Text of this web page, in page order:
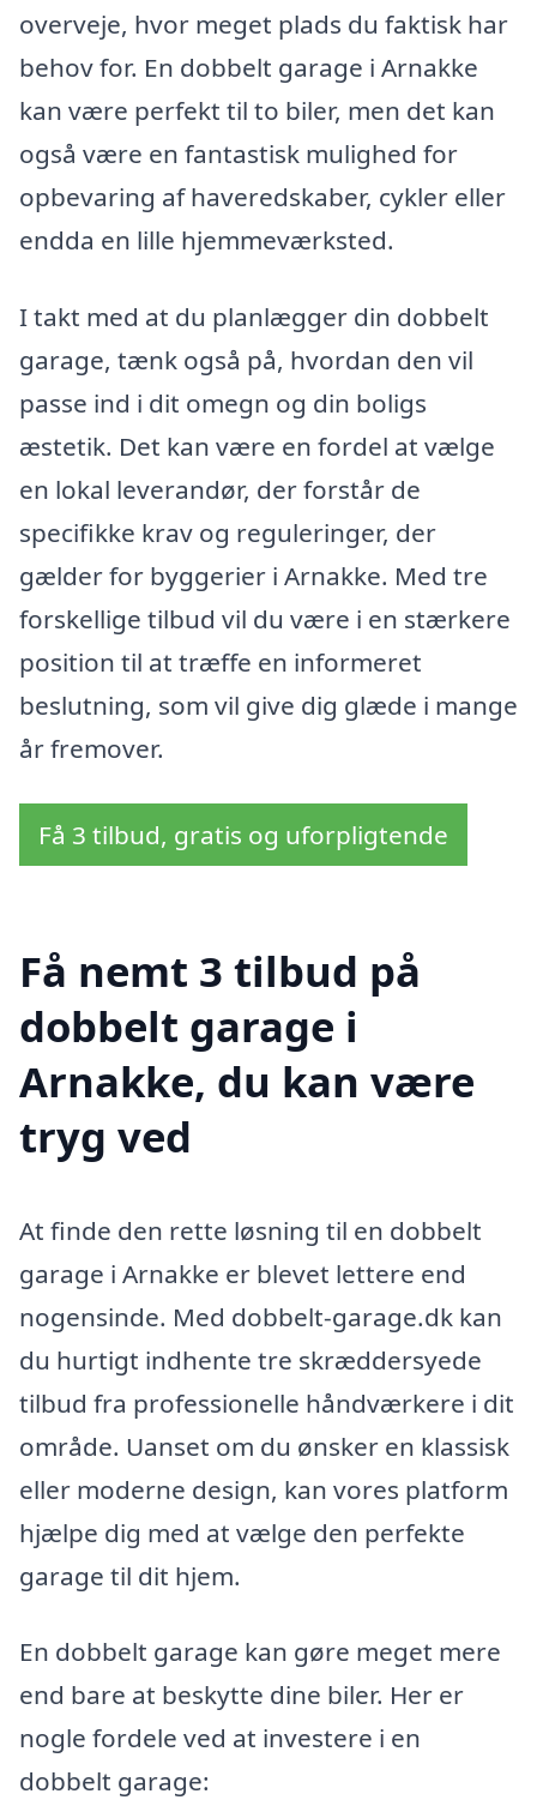
overveje, hvor meget plads du faktisk har
behov for. En dobbelt garage i Arnakke
kan være perfekt til to biler, men det kan
også være en fantastisk mulighed for
opbevaring af haveredskaber, cykler eller
endda en lille hjemmeværksted.
I takt med at du planlægger din dobbelt
garage, tænk også på, hvordan den vil
passe ind i dit omegn og din boligs
æstetik. Det kan være en fordel at vælge
en lokal leverandør, der forstår de
specifikke krav og reguleringer, der
gælder for byggerier i Arnakke. Med tre
forskellige tilbud vil du være i en stærkere
position til at træffe en informeret
beslutning, som vil give dig glæde i mange
år fremover.
Få 3 tilbud, gratis og uforpligtende
Få nemt 3 tilbud på
dobbelt garage i
Arnakke, du kan være
tryg ved
At finde den rette løsning til en dobbelt
garage i Arnakke er blevet lettere end
nogensinde. Med dobbelt-garage.dk kan
du hurtigt indhente tre skræddersyede
tilbud fra professionelle håndværkere i dit
område. Uanset om du ønsker en klassisk
eller moderne design, kan vores platform
hjælpe dig med at vælge den perfekte
garage til dit hjem.
En dobbelt garage kan gøre meget mere
end bare at beskytte dine biler. Her er
nogle fordele ved at investere i en
dobbelt garage: